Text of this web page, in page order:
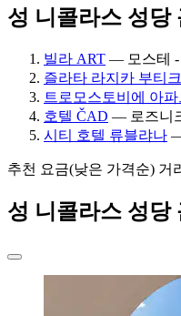
성 니콜라스 성당
빌라 ART — 모스테 -
즐라타 라지카 부티
트로모스토비에 아파
호텔 ČAD — 로즈니
시티 호텔 류블랴나
추천 요금(낮은 가격순) 거
성 니콜라스 성당